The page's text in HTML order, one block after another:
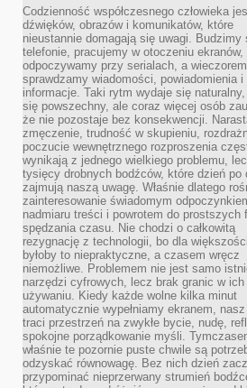
Codzienność współczesnego człowieka
dźwięków, obrazów i komunikatów, które
nieustannie domagają się uwagi. Budzimy
telefonie, pracujemy w otoczeniu ekranów,
odpoczywamy przy serialach, a
sprawdzamy wiadomości, powiadomienia i
informacje. Taki rytm wydaje się naturalny,
się powszechny, ale coraz więcej osób
że nie pozostaje bez konsekwencji.
zmęczenie, trudność w skupieniu,
poczucie wewnętrznego rozproszenia
wynikają z jednego wielkiego problemu,
tysięcy drobnych bodźców, które dzień po
zajmują naszą uwagę. Właśnie dlatego
zainteresowanie świadomym
nadmiaru treści i powrotem do prostszych
spędzania czasu. Nie chodzi o całkowitą
rezygnację z technologii, bo dla
byłoby to niepraktyczne, a czasem wręcz
niemożliwe. Problemem nie jest samo
narzędzi cyfrowych, lecz brak granic w ich
używaniu. Kiedy każde wolne kilka minut
automatycznie wypełniamy ekranem, nasz
traci przestrzeń na zwykłe bycie, nudę,
spokojne porządkowanie myśli.
właśnie te pozornie puste chwile są
odzyskać równowagę. Bez nich dzień
przypominać nieprzerwany strumień